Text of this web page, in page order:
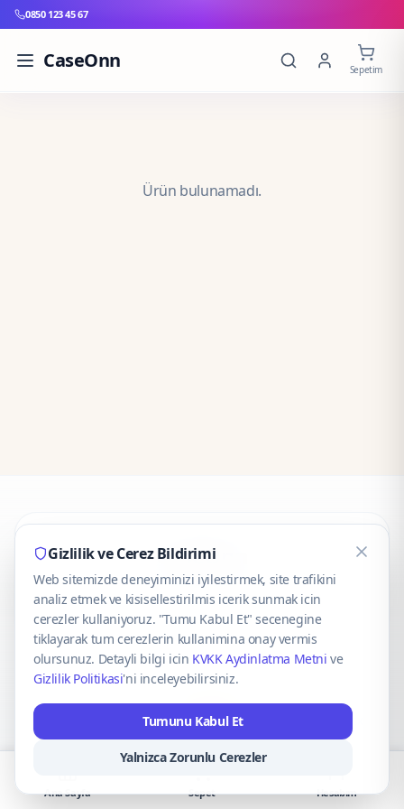
0850 123 45 67
CaseOnn Sepetim
Ürün bulunamadı.
CaseOnn
© 2025 CaseOnn. Tüm hakları saklıdır.
VISA Mastercard
Gizlilik ve Cerez Bildirimi
Web sitemizde deneyiminizi iyilestirmek, site trafikini
analiz etmek ve kisisellestirilmis icerik sunmak icin
cerezler kullaniyoruz. "Tumu Kabul Et" secenegine
tiklayarak tum cerezlerin kullanimina onay vermis
olursunuz. Detayli bilgi icin KVKK Aydinlatma Metni ve
Gizlilik Politikasi'ni inceleyebilirsiniz.
Tumunu Kabul Et
Yalnizca Zorunlu Cerezler
Ana Sayfa Sepet Hesabım